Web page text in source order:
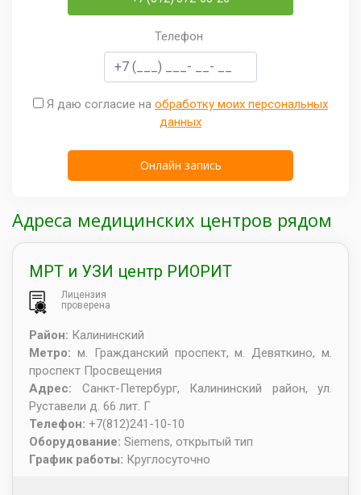
Телефон
Я даю согласие на обработку моих персональных
данных
Адреса медицинских центров рядом
МРТ и УЗИ центр РИОРИТ
Лицензия
проверена
Район: Калининский
Метро: м. Гражданский проспект, м. Девяткино, м.
проспект Просвещения
Адрес: Санкт-Петербург, Калининский район, ул.
Руставели д. 66 лит. Г
Телефон: +7(812)241-10-10
Оборудование: Siemens, открытый тип
График работы: Круглосуточно